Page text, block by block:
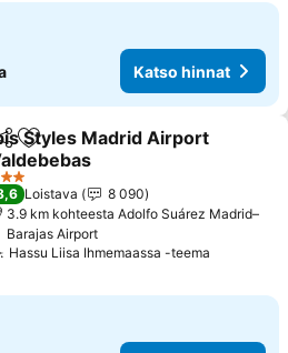
Katso hinnat
Lisää suosikkeihin
Styles Madrid Airport
Loistava
8 090
3.9 km kohteesta Adolfo Suárez Madrid–
Barajas Airport
Hassu Liisa Ihmemaassa -teema